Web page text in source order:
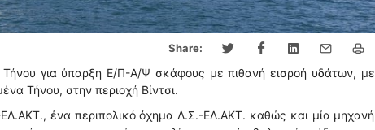
Share:
για ύπαρξη Ε/Π-Α/Ψ σκάφους με πιθανή εισροή υδάτων, με
Τήνου, στην περιοχή Βίντσι.
ένα περιπολικό όχημα Λ.Σ.-ΕΛ.ΑΚΤ. καθώς και μία μηχανή